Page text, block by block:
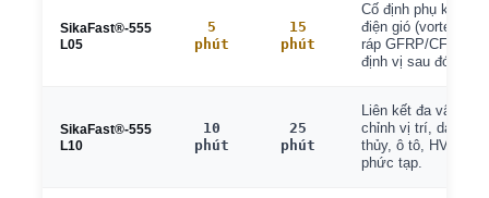
SikaFast®-555
L05
5
phút
15
phút
Cố định phụ kiện
điện gió (vortex
ráp GFRP/CFRP,
định vị sau đó giữ
SikaFast®-555
L10
10
phút
25
phút
Liên kết đa vật liệu
chỉnh vị trí, dán
thủy, ô tô, HVAC
phức tạp.